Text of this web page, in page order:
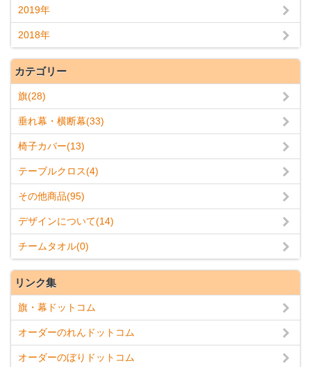
2019年
2018年
カテゴリー
旗(28)
垂れ幕・横断幕(33)
椅子カバー(13)
テーブルクロス(4)
その他商品(95)
デザインについて(14)
チームタオル(0)
リンク集
旗・幕ドットコム
オーダーのれんドットコム
オーダーのぼりドットコム